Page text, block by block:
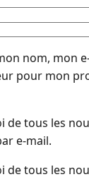
nom, mon
pour mon
de tous les
e-mail.
de tous les